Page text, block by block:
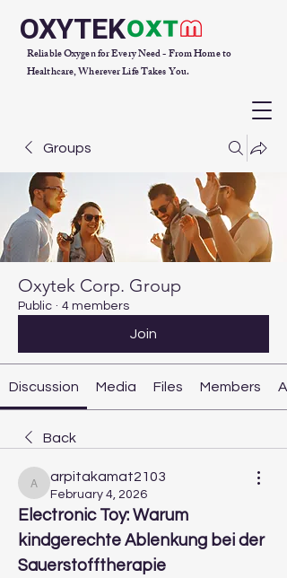
OXYTEK
Reliable Oxygen for Every Need - From Home to
Healthcare, Wherever Life Takes You.
Groups
Oxytek Corp. Group
Public · 4 members
Join
Discussion Media Files Members
Back
arpitakamat2103
arpitakamat2103
February 4, 2026
Electronic Toy: Warum
kindgerechte Ablenkung bei der
Sauerstofftherapie